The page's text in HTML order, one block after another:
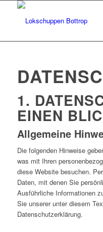
1.
EINEN
Allgemeine
Die folgenden Hinweise
was mit Ihren
diese Website besuchen.
Daten, mit denen Sie
Ausführliche Informationen
Sie unserer unter diesem
Datenschutzerklärung.